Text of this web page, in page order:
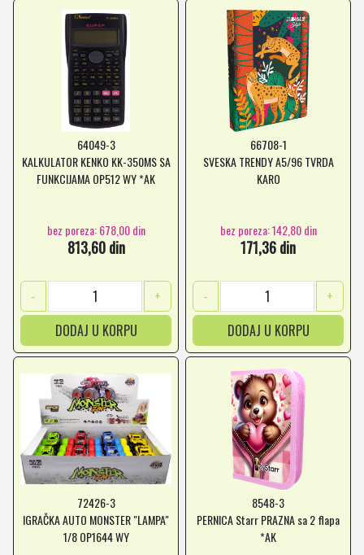
64049-3
KALKULATOR KENKO KK-350MS SA
FUNKCIJAMA OP512 WY *AK
bez poreza: 678,00 din
813,60 din
-
+
DODAJ U KORPU
66708-1
SVESKA TRENDY A5/96 TVRDA
KARO
bez poreza: 142,80 din
171,36 din
-
+
DODAJ U KORPU
72426-3
IGRAČKA AUTO MONSTER "LAMPA"
1/8 OP1644 WY
8548-3
PERNICA Starr PRAZNA sa 2 flapa
*AK